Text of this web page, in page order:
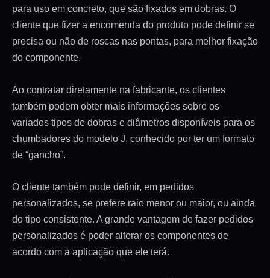
para uso em concreto, que são fixados em dobras. O
cliente que fizer a encomenda do produto pode definir se
precisa ou não de roscas nas pontas, para melhor fixação
do componente.
Ao contratar diretamente na fabricante, os clientes
também podem obter mais informações sobre os
variados tipos de dobras e diâmetros disponíveis para os
chumbadores do modelo J, conhecido por ter um formato
de “gancho”.
O cliente também pode definir, em pedidos
personalizados, se prefere raio menor ou maior, ou ainda
do tipo consistente. A grande vantagem de fazer pedidos
personalizados é poder alterar os componentes de
acordo com a aplicação que ele terá.